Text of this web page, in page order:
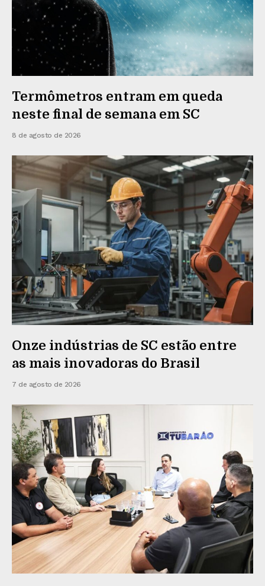
Termômetros entram em queda
neste final de semana em SC
8 de agosto de 2026
Onze indústrias de SC estão entre
as mais inovadoras do Brasil
7 de agosto de 2026